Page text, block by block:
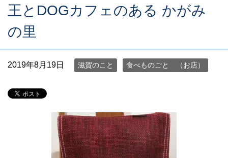
王とDOGカフェのある かがみ
の里
2019年8月19日 滋賀のこと 食べものごと （お店）